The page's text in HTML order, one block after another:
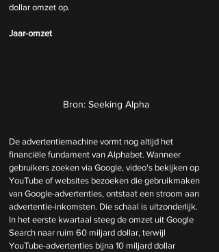
dollar omzet op.
Jaar-omzet
Bron: Seeking Alpha
De advertentiemachine vormt nog altijd het
financiële fundament van Alphabet. Wanneer
gebruikers zoeken via Google, video's bekijken op
YouTube of websites bezoeken die gebruikmaken
van Google-advertenties, ontstaat een stroom aan
advertentie-inkomsten. Die schaal is uitzonderlijk.
In het eerste kwartaal steeg de omzet uit Google
Search naar ruim 60 miljard dollar, terwijl
YouTube-advertenties bijna 10 miljard dollar